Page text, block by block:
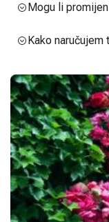
Mogu li
Kako naručujem